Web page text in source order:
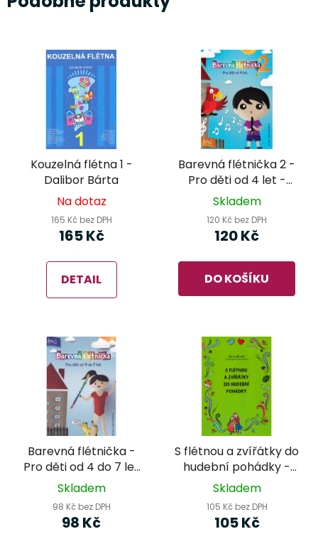
Kouzelná flétna 1 -
Dalibor Bárta
Na dotaz
165 Kč bez DPH
165 Kč
DETAIL
Barevná flétnička 2 -
Pro děti od 4 let -
Saša Kolářová
Skladem
120 Kč bez DPH
120 Kč
DO KOŠÍKU
Barevná flétnička -
Pro děti od 4 do 7 let
- Saša Kolářová
Skladem
98 Kč bez DPH
98 Kč
S flétnou a zvířátky do
hudební pohádky -
Aleš Sedlmeier
Skladem
105 Kč bez DPH
105 Kč